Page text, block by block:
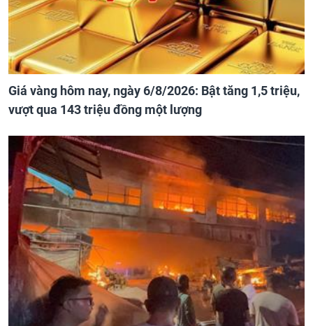
Giá vàng hôm nay, ngày 6/8/2026: Bật tăng 1,5 triệu,
vượt qua 143 triệu đồng một lượng